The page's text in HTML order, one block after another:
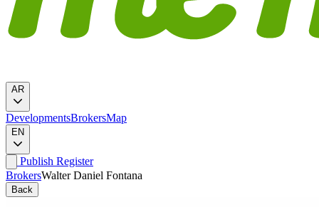
AR
DevelopmentsBrokersMap
EN
Publish Register
BrokersWalter Daniel Fontana
Back